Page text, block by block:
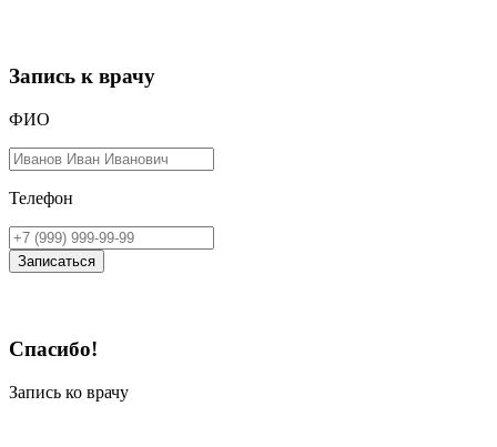
Запись к врачу
ФИО
Телефон
Записаться
Спасибо!
Запись ко врачу